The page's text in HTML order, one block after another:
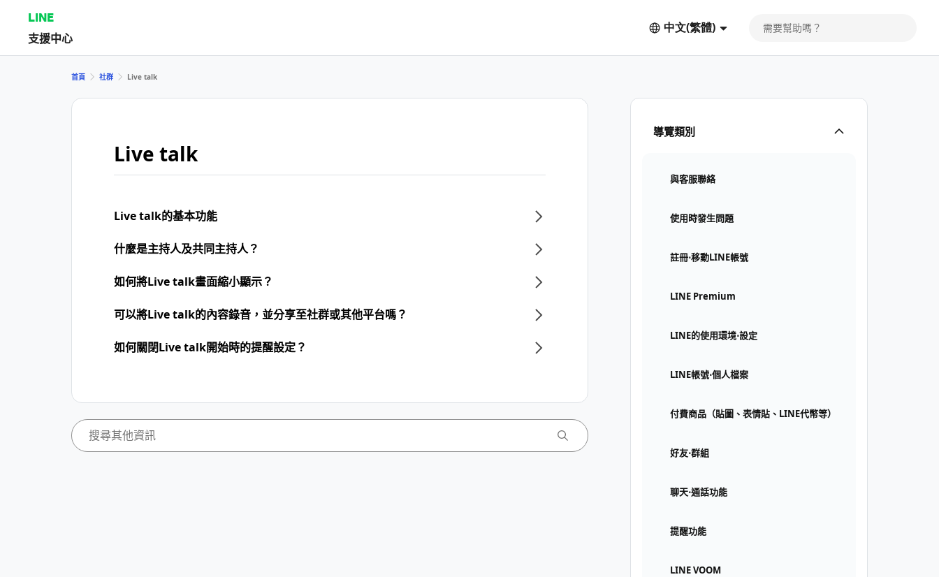
LINE
支援中心
中文(繁體)
導覽類別
與客服聯絡
使用時發生問題
註冊⋅移動LINE帳號
LINE Premium
LINE的使用環境⋅設定
LINE帳號⋅個人檔案
付費商品（貼圖、表情貼、LINE代幣等）
好友⋅群組
聊天⋅通話功能
提醒功能
LINE VOOM
首頁 社群 Live talk
Live talk
Live talk的基本功能
什麼是主持人及共同主持人？
如何將Live talk畫面縮小顯示？
可以將Live talk的內容錄音，並分享至社群或其他平台嗎？
如何關閉Live talk開始時的提醒設定？